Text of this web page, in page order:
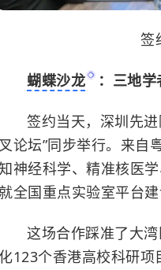
签
蝴蝶沙龙 ：三地
签约当天，深圳先
叉论坛”同步举行。来自
神经科学、精准核医
就全国重点实验室平台
这场合作踩准了大
化123个香港高校科研项